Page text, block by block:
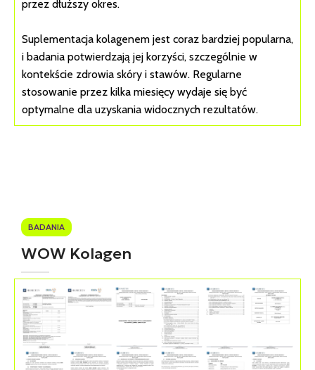
przez dłuższy okres.
Suplementacja kolagenem jest coraz bardziej popularna,
i badania potwierdzają jej korzyści, szczególnie w
kontekście zdrowia skóry i stawów. Regularne
stosowanie przez kilka miesięcy wydaje się być
optymalne dla uzyskania widocznych rezultatów.
BADANIA
WOW Kolagen